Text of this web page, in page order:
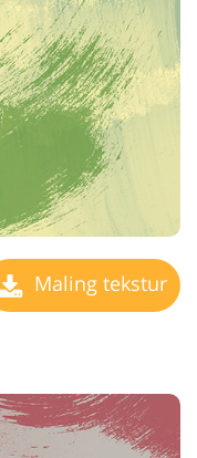
Maling tekstur